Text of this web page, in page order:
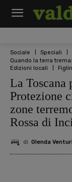
Sociale
Speciali
Quando la terra
Edizioni locali
La
Protezione
zone
Rossa di
di Glenda